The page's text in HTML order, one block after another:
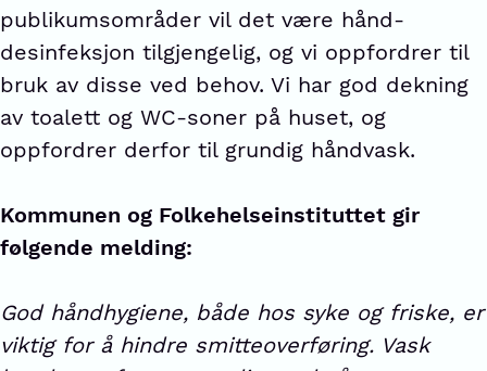
publikumsområder vil det være hånd-
desinfeksjon tilgjengelig, og vi oppfordrer til
bruk av disse ved behov. Vi har god dekning
av toalett og WC-soner på huset, og
oppfordrer derfor til grundig håndvask.
Kommunen og Folkehelseinstituttet gir
følgende melding:
God håndhygiene, både hos syke og friske, er
viktig for å hindre smitteoverføring. Vask